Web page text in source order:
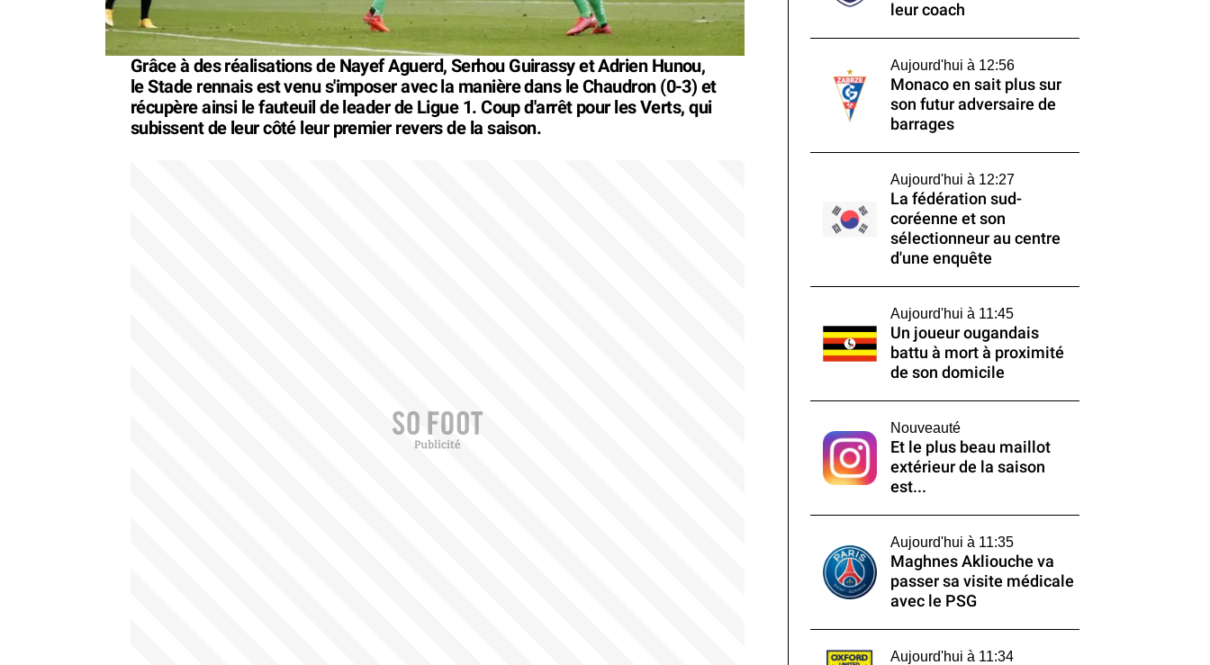
Grâce à des réalisations de Nayef Aguerd, Serhou Guirassy et Adrien Hunou,
le Stade rennais est venu s'imposer avec la manière dans le Chaudron (0-3) et
récupère ainsi le fauteuil de leader de Ligue 1. Coup d'arrêt pour les Verts, qui
subissent de leur côté leur premier revers de la saison.
leur coach
Aujourd'hui à 12:56
Monaco en sait plus sur
son futur adversaire de
barrages
Aujourd'hui à 12:27
La fédération sud-
coréenne et son
sélectionneur au centre
d'une enquête
Aujourd'hui à 11:45
Un joueur ougandais
battu à mort à proximité
de son domicile
Nouveauté
Et le plus beau maillot
extérieur de la saison
est...
Aujourd'hui à 11:35
Maghnes Akliouche va
passer sa visite médicale
avec le PSG
Aujourd'hui à 11:34